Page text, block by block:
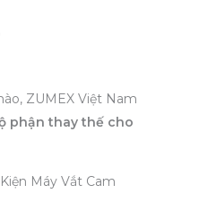
ZUMEX Việt Nam
phận thay thế cho
Máy Vắt Cam